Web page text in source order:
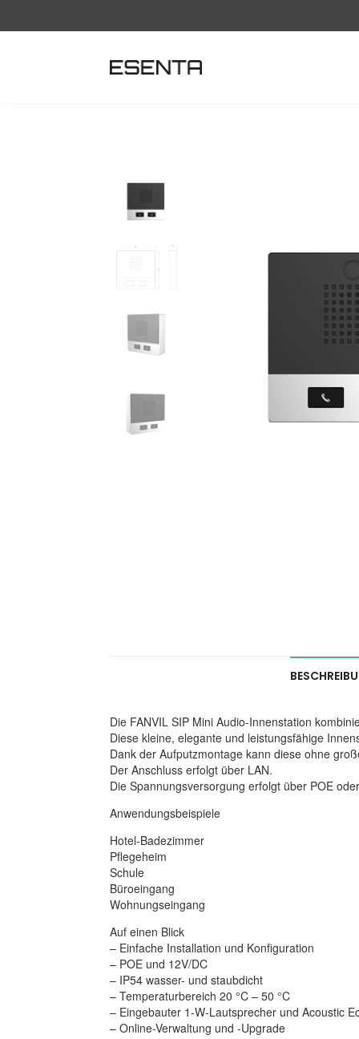
Die FANVIL SIP Mini Audio-Innenstation
Diese kleine, elegante und leistungsfähige
Dank der Aufputzmontage kann diese ohne
Der Anschluss erfolgt über LAN.
Die Spannungsversorgung erfolgt über POE
Anwendungsbeispiele
Hotel-Badezimmer
Pflegeheim
Schule
Büroeingang
Wohnungseingang
Auf einen Blick
– Einfache Installation und Konfiguration
– POE und 12V/DC
– IP54 wasser- und staubdicht
– Temperaturbereich 20 °C – 50 °C
– Eingebauter 1-W-Lautsprecher und Acoustic
– Online-Verwaltung und -Upgrade